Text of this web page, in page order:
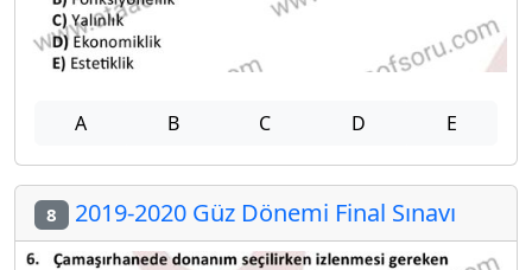
A B C D E
8 2019-2020 Güz Dönemi Final Sınavı